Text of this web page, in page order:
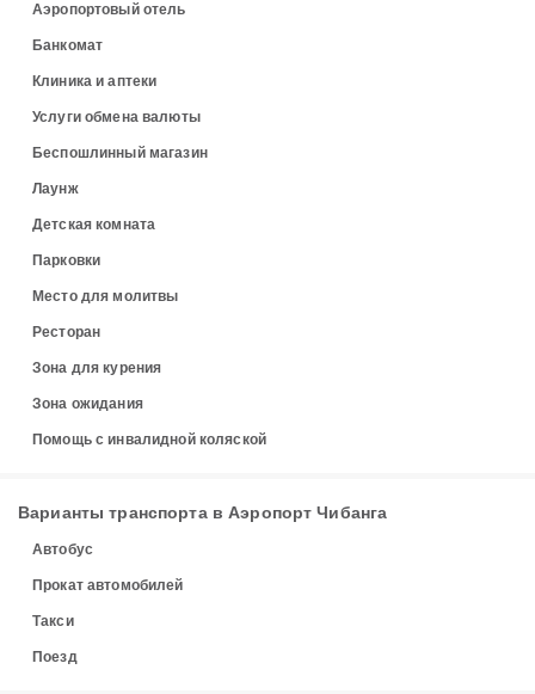
Аэропортовый отель
Банкомат
Клиника и аптеки
Услуги обмена валюты
Беспошлинный магазин
Лаунж
Детская комната
Парковки
Место для молитвы
Ресторан
Зона для курения
Зона ожидания
Помощь с инвалидной коляской
Варианты транспорта в Аэропорт Чибанга
Автобус
Прокат автомобилей
Такси
Поезд